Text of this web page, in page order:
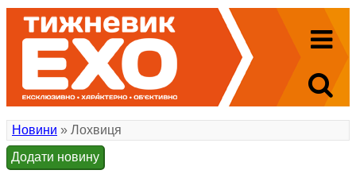
Новини » Лохвиця
Додати новину